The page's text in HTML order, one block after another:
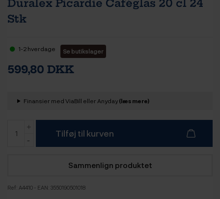
Duralex Picardie Caféglas 20 cl 24
Stk
1-2 hverdage Se butikslager
599,80 DKK
Finansier med ViaBill eller Anyday(læs mere)
Tilføj til kurven
Sammenlign produktet
Ref: A4410 - EAN: 3550190501018